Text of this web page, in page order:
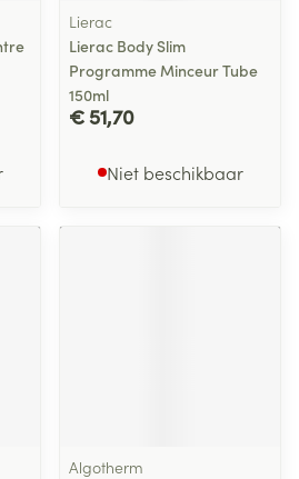
Lierac
Lierac Body Slim
Programme Minceur Tube
150ml
€ 51,70
Niet beschikbaar
Algotherm